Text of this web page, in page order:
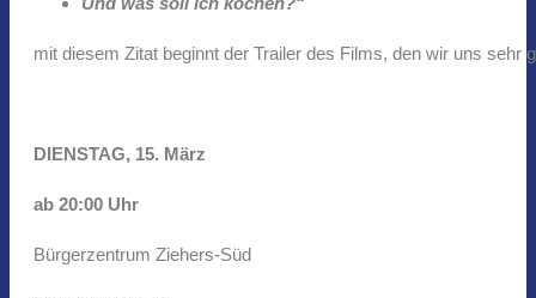
mit diesem Zitat beginnt der Trailer des Films, den wir uns
DIENSTAG, 15. März
ab 20:00 Uhr
Bürgerzentrum Ziehers-Süd